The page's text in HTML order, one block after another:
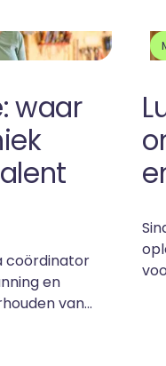
waar
coördinator
en
van